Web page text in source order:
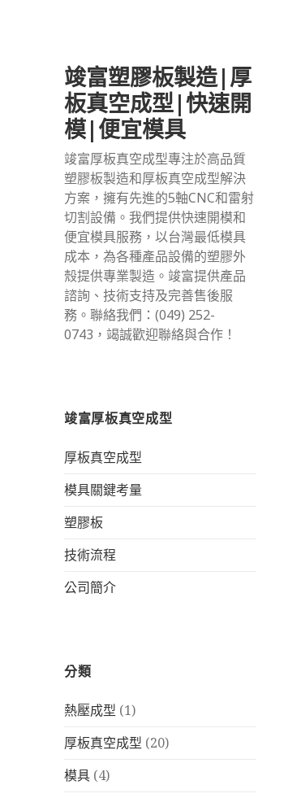
竣富塑膠板製造|厚
板真空成型|快速開
模|便宜模具
竣富厚板真空成型專注於高品質
塑膠板製造和厚板真空成型解決
方案，擁有先進的5軸CNC和雷射
切割設備。我們提供快速開模和
便宜模具服務，以台灣最低模具
成本，為各種產品設備的塑膠外
殼提供專業製造。竣富提供產品
諮詢、技術支持及完善售後服
務。聯絡我們：(049) 252-
0743，竭誠歡迎聯絡與合作！
竣富厚板真空成型
厚板真空成型
模具關鍵考量
塑膠板
技術流程
公司簡介
分類
熱壓成型 (1)
厚板真空成型 (20)
模具 (4)